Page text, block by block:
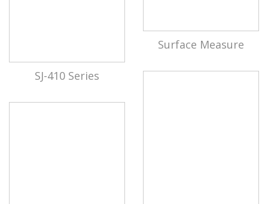
Surface Measure
SJ-410 Series